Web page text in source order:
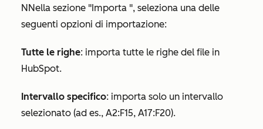
NNella sezione "Importa ", seleziona una delle
seguenti opzioni di importazione:
Tutte le righe: importa tutte le righe del file in
HubSpot.
Intervallo specifico: importa solo un intervallo
selezionato (ad es., A2:F15, A17:F20).